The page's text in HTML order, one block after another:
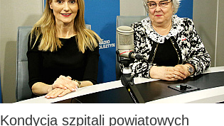
Kondycja szpitali powiatowych